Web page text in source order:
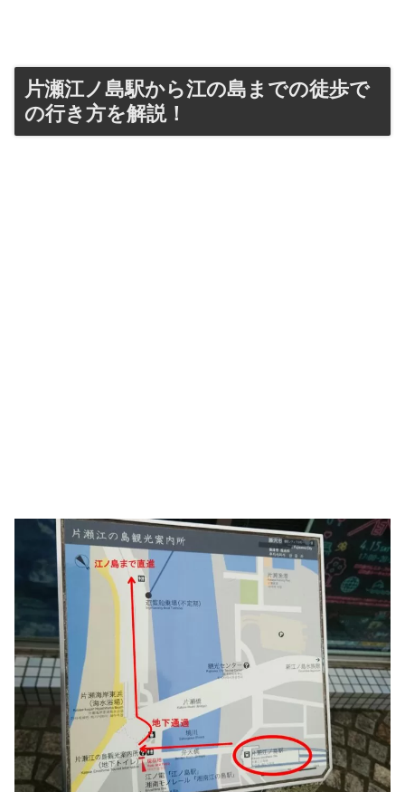
片瀬江ノ島駅から江の島までの徒歩で
の行き方を解説！